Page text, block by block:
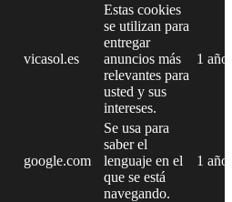
vicasol.es
Estas cookies
se utilizan para
entregar
anuncios más
relevantes para
usted y sus
intereses.
1 año
google.com
Se usa para
saber el
lenguaje en el
que se está
navegando.
1 año